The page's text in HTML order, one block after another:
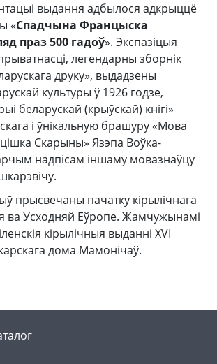
выдання адбылося адкрыццё
«Спадчына Францыска
праз 500 гадоў». Экспазіцыя
легендарны зборнік
друку», выдадзены
культуры ў 1926 годзе,
беларускай (крыўскай) кнігі»
і ўнікальную брашуру «Мова
Скарыны» Язэпа Воўка-
надпісам іншаму мовазнаўцу
прысвечаны пачатку кірылічнага
ва Усходняй Еўропе. Жамчужынамі
кірылічныя выданні XVI
дома Мамонічаў.